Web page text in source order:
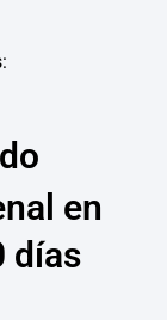
en
días